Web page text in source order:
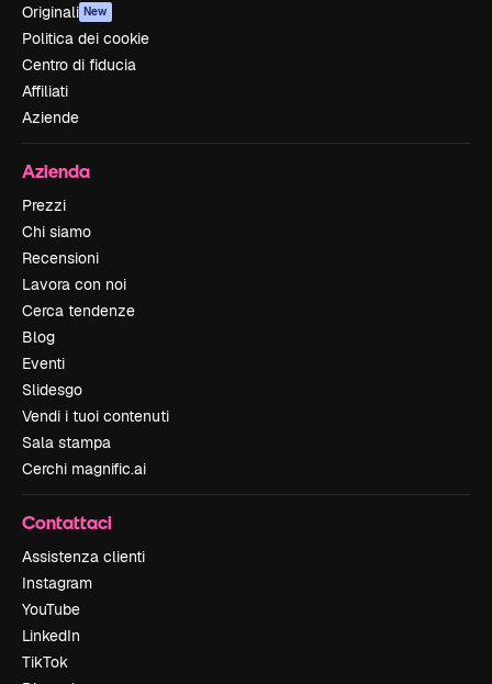
Originali New
Politica dei cookie
Centro di fiducia
Affiliati
Aziende
Azienda
Prezzi
Chi siamo
Recensioni
Lavora con noi
Cerca tendenze
Blog
Eventi
Slidesgo
Vendi i tuoi contenuti
Sala stampa
Cerchi magnific.ai
Contattaci
Assistenza clienti
Instagram
YouTube
LinkedIn
TikTok